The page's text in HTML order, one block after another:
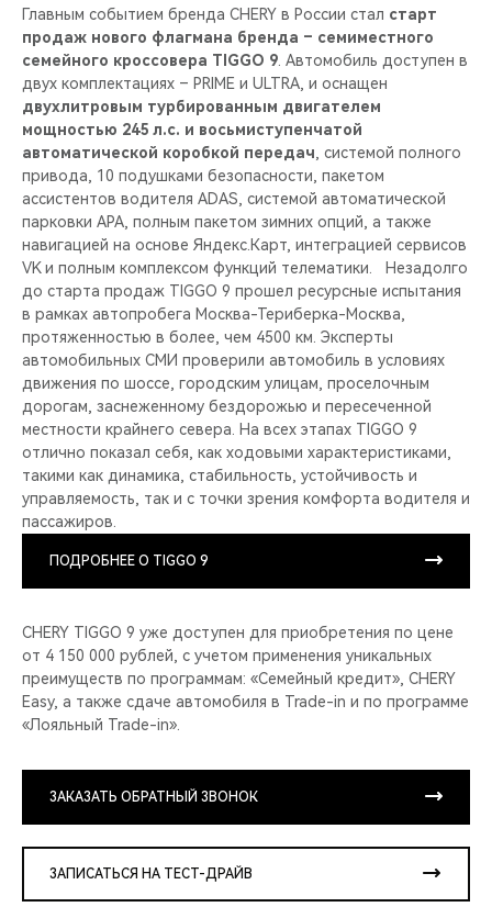
Главным событием бренда CHERY в России стал старт
продаж нового флагмана бренда – семиместного
семейного кроссовера TIGGO 9 . Автомобиль доступен в
двух комплектациях – PRIME и ULTRA, и оснащен
двухлитровым турбированным двигателем
мощностью 245 л.с. и восьмиступенчатой
автоматической коробкой передач , системой полного
привода, 10 подушками безопасности, пакетом
ассистентов водителя ADAS, системой автоматической
парковки APA, полным пакетом зимних опций, а также
навигацией на основе Яндекс.Карт, интеграцией сервисов
VK и полным комплексом функций телематики. Незадолго
до старта продаж TIGGO 9 прошел ресурсные испытания
в рамках автопробега Москва-Териберка-Москва,
протяженностью в более, чем 4500 км. Эксперты
автомобильных СМИ проверили автомобиль в условиях
движения по шоссе, городским улицам, проселочным
дорогам, заснеженному бездорожью и пересеченной
местности крайнего севера. На всех этапах TIGGO 9
отлично показал себя, как ходовыми характеристиками,
такими как динамика, стабильность, устойчивость и
управляемость, так и с точки зрения комфорта водителя и
пассажиров.
ПОДРОБНЕЕ О TIGGO 9
CHERY TIGGO 9 уже доступен для приобретения по цене
от 4 150 000 рублей, с учетом применения уникальных
преимуществ по программам: «Семейный кредит», CHERY
Easy, а также сдаче автомобиля в Trade-in и по программе
«Лояльный Trade-in».
ЗАКАЗАТЬ ОБРАТНЫЙ ЗВОНОК
ЗАПИСАТЬСЯ НА ТЕСТ-ДРАЙВ